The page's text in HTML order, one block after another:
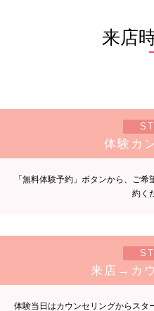
来店
体験カ
「無料体験予約」ボタンから、ご
約く
来店→カ
体験当日はカウンセリングからスタ